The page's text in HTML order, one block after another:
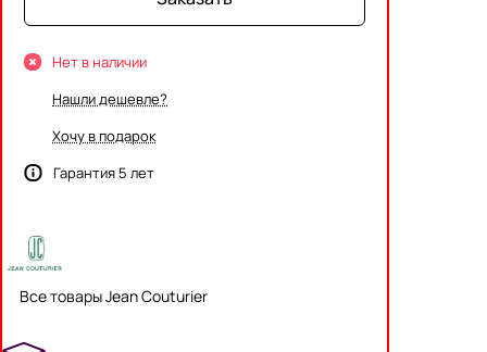
Нет в наличии
Нашли дешевле?
Хочу в подарок
Гарантия 5 лет
Все товары Jean Couturier